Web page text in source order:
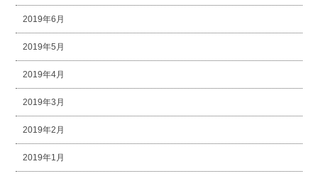
2019年6月
2019年5月
2019年4月
2019年3月
2019年2月
2019年1月